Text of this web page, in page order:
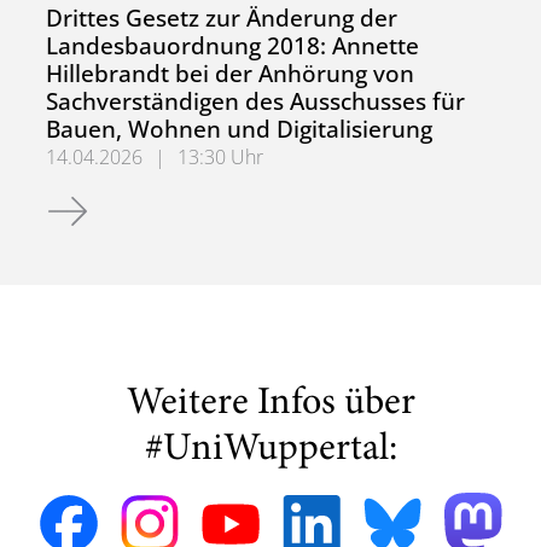
Drittes Gesetz zur Änderung der
Landesbauordnung 2018: Annette
Hillebrandt bei der Anhörung von
Sachverständigen des Ausschusses für
Bauen, Wohnen und Digitalisierung
14.04.2026 |
13:30 Uhr
Drittes Gesetz zur Änderung der Landesbauordnung
Weitere Infos über
#UniWuppertal: